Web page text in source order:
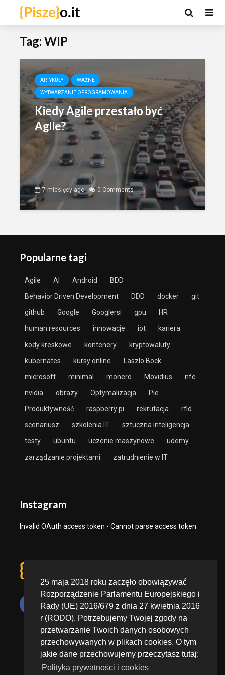
25 maja 2018 roku zaczęło obowiązywać
Rozporządzenie Parlamentu Europejskiego i
Rady (UE) 2016/679 z dnia 27 kwietnia 2016
r (RODO). Potrzebujemy Twojej zgody na
przetwarzanie Twoich danych osobowych
przechowywanych w plikach cookies. O tym
jakie dane przechowujemy przeczytasz tutaj:
Polityka prywatności i cookies
Tag: WIP
ARTYKUŁY WAŻNE
WYTWARZANIE OPROGRAMOWANIA
Kiedy Agile przestało być
Agile?
7 miesięcy ago 0 Comments
Popularne tagi
Agile AI Android
BDD
Behavior Driven Development
DDD docker
git
github
Google Googlersi gpu
HR
human resources
innowacje iot
kariera
kody kreskowe
kontenery
kryptowaluty
kubernates
kursy online
Laszlo Bock
microsoft
minimal monero Movidius
nfc
nvidia
obrazy Optymalizacja
Pie
Produktywność
raspberry pi rekrutacja
rfid
scenariusz
szkolenia IT
sztuczna inteligencja
testy
ubuntu uczenie maszynowe
udemy
zarządzanie projektami
zatrudnienie w IT
Instagram
Invalid OAuth access token - Cannot parse access token
Polityka prywatności
Zgłoś nadużycie danych